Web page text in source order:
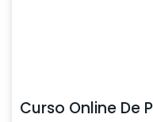
Curso Online De